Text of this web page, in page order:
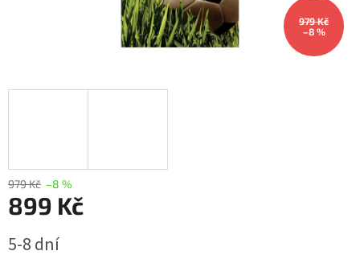
979 Kč
–8 %
979 Kč –8 %
899 Kč
cena:
5-8 dní